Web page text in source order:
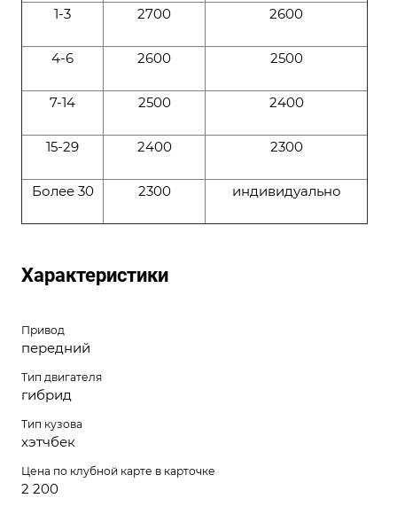
1-3 2700 2600
4-6 2600 2500
7-14 2500 2400
15-29 2400 2300
Более 30 2300 индивидуально
Характеристики
Привод
передний
Тип двигателя
гибрид
Тип кузова
хэтчбек
Цена по клубной карте в карточке
2 200